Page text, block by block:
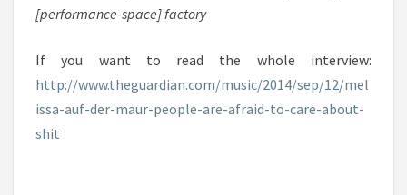
[performance-space] factory
If you want to read the whole interview:
http://www.theguardian.com/music/2014/sep/12/mel
issa-auf-der-maur-people-are-afraid-to-care-about-
shit